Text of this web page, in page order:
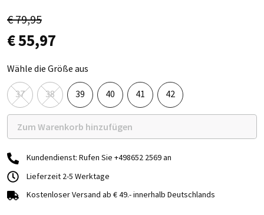
€ 79,95
€ 55,97
Wähle die Größe aus
37 38 39 40 41 42
Zum Warenkorb hinzufügen
Kundendienst: Rufen Sie +498652 2569 an
Lieferzeit 2-5 Werktage
Kostenloser Versand ab € 49.- innerhalb Deutschlands